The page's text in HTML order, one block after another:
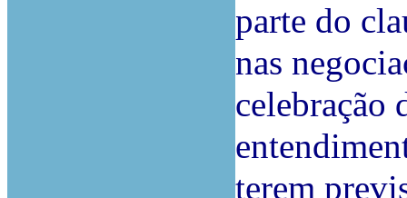
parte do
nas
celebração
terem